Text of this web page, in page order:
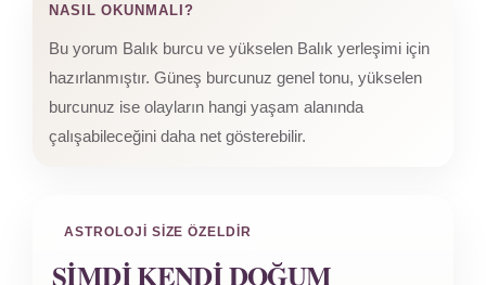
NASIL OKUNMALI?
Bu yorum Balık burcu ve yükselen Balık yerleşimi için
hazırlanmıştır. Güneş burcunuz genel tonu, yükselen
burcunuz ise olayların hangi yaşam alanında
çalışabileceğini daha net gösterebilir.
ASTROLOJI SIZE ÖZELDIR
ŞIMDI KENDI DOĞUM